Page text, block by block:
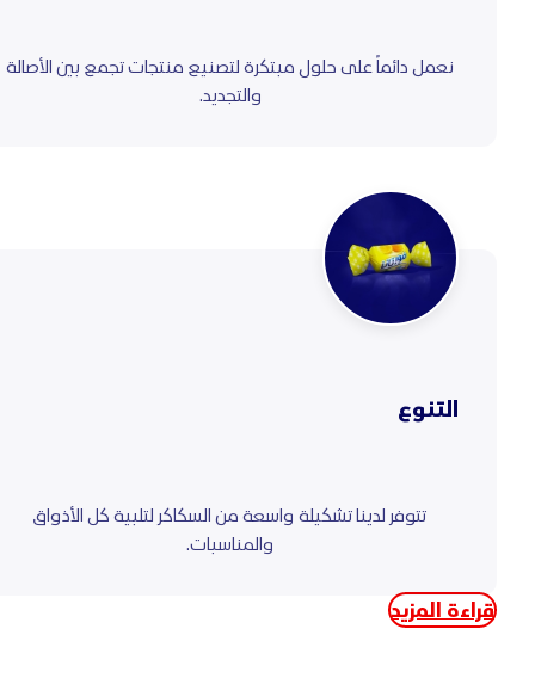
نعمل دائماً على حلول مبتكرة لتصنيع منتجات تجمع بين الأصالة
والتجديد.
التنوع
تتوفر لدينا تشكيلة واسعة من السكاكر لتلبية كل الأذواق
والمناسبات.
قراءة المزيد